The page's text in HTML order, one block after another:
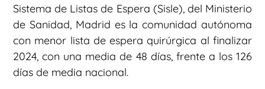
Sistema de Listas de Espera (Sisle), del Ministerio
de Sanidad, Madrid es la comunidad autónoma
con menor lista de espera quirúrgica al finalizar
2024, con una media de 48 días, frente a los 126
días de media nacional.